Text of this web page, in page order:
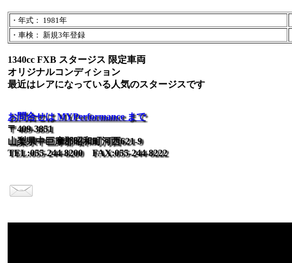
・年式： 1981年
・車検： 新規3年登録
1340cc FXB スタージス 限定車両
オリジナルコンディション
最近はレアになっている人気のスタージスです
お問合せは MYPerformance まで
〒409-3851
山梨県中巨摩郡昭和町河西621-9
TEL:055-244-8200 FAX:055-244-8222